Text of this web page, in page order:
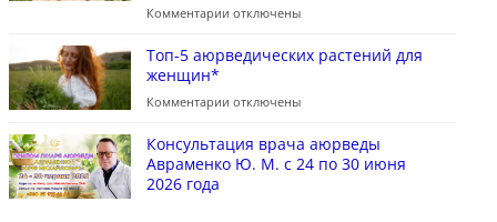
Комментарии отключены
Топ-5 аюрведических растений для
женщин*
Комментарии отключены
Консультация врача аюрведы
Авраменко Ю. М. с 24 по 30 июня
2026 года